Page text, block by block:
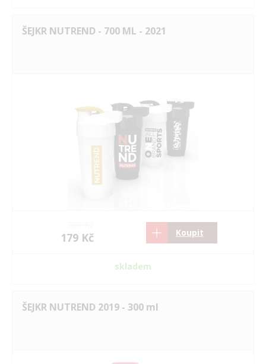
ŠEJKR NUTREND - 700 ML - 2021
179 Kč Koupit
skladem
ŠEJKR NUTREND 2019 - 300 ml